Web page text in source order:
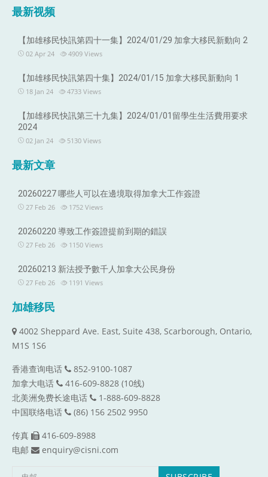
最新视频
【加雄移民快訊第四十一集】2024/01/29 加拿大移民新動向 2
02 Apr 24 4909 Views
【加雄移民快訊第四十集】2024/01/15 加拿大移民新動向 1
18 Jan 24 4733 Views
【加雄移民快訊第三十九集】2024/01/01留學生生活費用要求
2024
02 Jan 24 5130 Views
最新文章
20260227 哪些人可以在邊境取得加拿大工作簽證
27 Feb 26 1752 Views
20260220 導致工作簽證提前到期的錯誤
27 Feb 26 1150 Views
20260213 新法授予數千人加拿大公民身份
27 Feb 26 1191 Views
加雄移民
4002 Sheppard Ave. East, Suite 438, Scarborough, Ontario,
M1S 1S6
香港查询电话
852-9100-1087
加拿大电话
416-609-8828 (10线)
北美洲免费长途电话
1-888-609-8828
中国联络电话
(86) 156 2502 9950
传真
416-609-8988
电邮
enquiry@cisni.com